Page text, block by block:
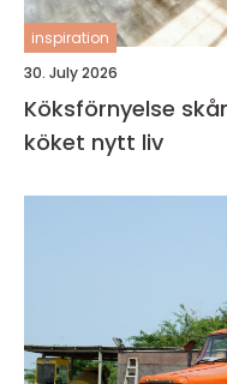
inspiration
30. July 2026
Köksförnyelse skåne smarta sätt
köket nytt liv